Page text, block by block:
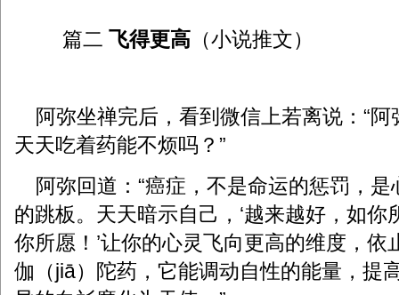
篇二 飞得更高 （小说推文）
阿弥坐禅完后，看到微信上若离说：“阿
天天吃着药能不烦吗？”
阿弥回道：“癌症，不是命运的惩罚，是
的跳板。天天暗示自己，‘越来越好，如你
你所愿！’让你的心灵飞向更高的维度，依
伽（jiā）陀药，它能调动自性的能量，提